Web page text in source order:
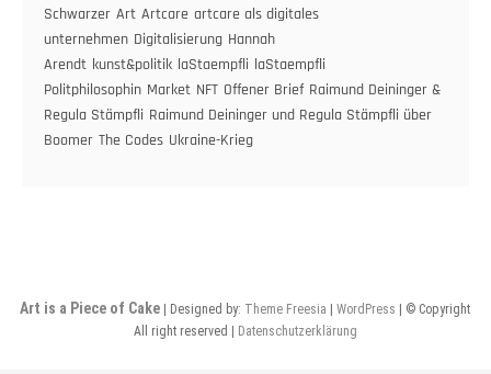
Regula
Stämpfli
über
offenen
Brief,
Boomer,
The
Aktionen
ehemaliger
Schwarzer Art Artcare artcare als digitales
unternehmen Digitalisierung Hannah
Arendt kunst&politik laStaempfli laStaempfli
Politphilosophin Market NFT Offener Brief Raimund Deininger &
Regula Stämpfli Raimund Deininger und Regula Stämpfli über
Boomer The Codes Ukraine-Krieg
Art is a Piece of Cake | Designed by: Theme Freesia |WordPress
| © Copyright
All right reserved |
Datenschutzerklärung